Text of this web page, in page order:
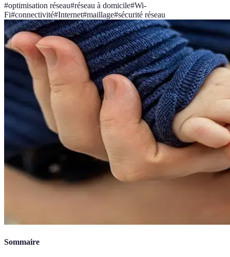
#optimisation réseau#réseau à domicile#Wi-
Fi#connectivité#Internet#maillage#sécurité réseau
Sommaire